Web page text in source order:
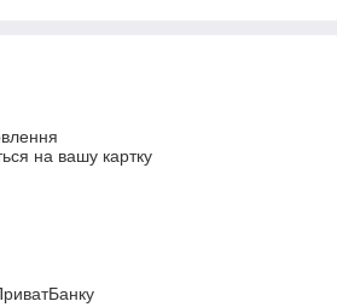
на вашу картку